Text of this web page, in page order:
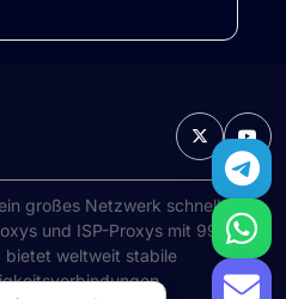
großes Netzwerk schneller
und ISP-Proxys mit 99%
weltweit stabile